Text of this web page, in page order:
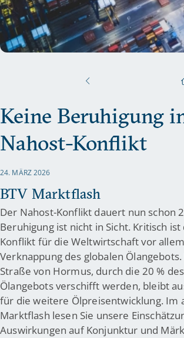
Keine Beruhigung
Nahost-Konflikt
24. MÄRZ 2026
BTV Marktflash
Der Nahost-Konflikt dauert nun schon
Beruhigung ist nicht in Sicht. Kritisch
Konflikt für die Weltwirtschaft vor
Verknappung des globalen
Straße von Hormus, durch die 20 %
Ölangebots verschifft werden, bleibt
für die weitere Ölpreisentwicklung. Im
Marktflash lesen Sie unsere
Auswirkungen auf Konjunktur und